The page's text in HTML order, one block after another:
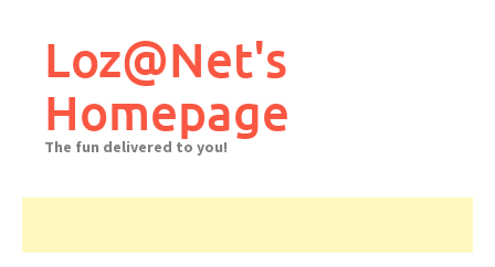
Loz@Net's
Homepage
The fun delivered to you!